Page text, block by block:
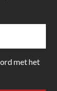
met het